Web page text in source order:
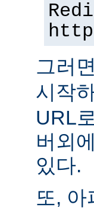
그러면
시작
URL
버외
있다.
또,